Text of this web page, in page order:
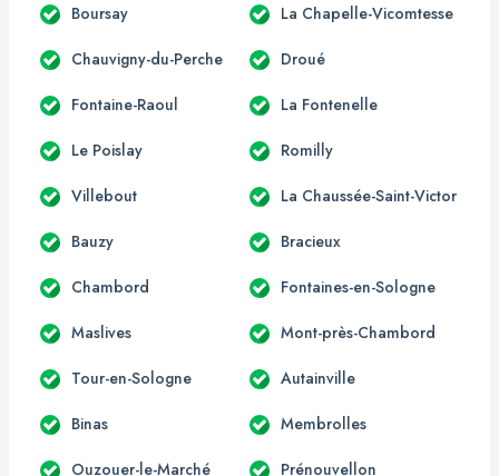
Boursay La Chapelle-Vicomtesse
Chauvigny-du-Perche Droué
Fontaine-Raoul La Fontenelle
Le Poislay Romilly
Villebout La Chaussée-Saint-Victor
Bauzy Bracieux
Chambord Fontaines-en-Sologne
Maslives Mont-près-Chambord
Tour-en-Sologne Autainville
Binas Membrolles
Ouzouer-le-Marché Prénouvellon